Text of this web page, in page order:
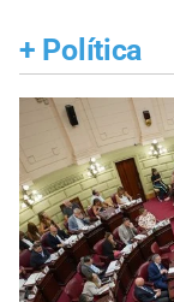
+ Política